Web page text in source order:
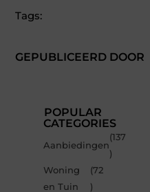
GEPUBLICEERD DOOR
Tags:
POPULAR
CATEGORIES
Aanbiedingen
(137
)
Woning
en Tuin
(72
)